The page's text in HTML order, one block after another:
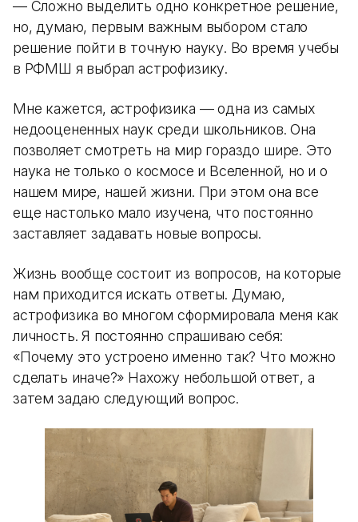
— Сложно выделить одно конкретное решение,
но, думаю, первым важным выбором стало
решение пойти в точную науку. Во время учебы
в РФМШ я выбрал астрофизику.
Мне кажется, астрофизика — одна из самых
недооцененных наук среди школьников. Она
позволяет смотреть на мир гораздо шире. Это
наука не только о космосе и Вселенной, но и о
нашем мире, нашей жизни. При этом она все
еще настолько мало изучена, что постоянно
заставляет задавать новые вопросы.
Жизнь вообще состоит из вопросов, на которые
нам приходится искать ответы. Думаю,
астрофизика во многом сформировала меня как
личность. Я постоянно спрашиваю себя:
«Почему это устроено именно так? Что можно
сделать иначе?» Нахожу небольшой ответ, а
затем задаю следующий вопрос.